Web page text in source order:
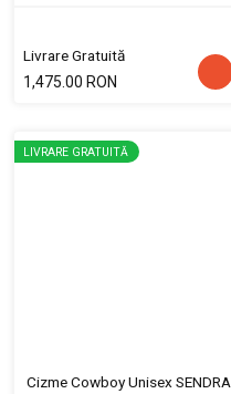
Livrare Gratuită
1,475.00 RON
LIVRARE GRATUITĂ
Cizme Cowboy Unisex SENDRA